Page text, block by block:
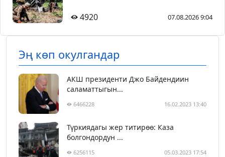
4920 07.08.2026 9:04
Эң көп окулгандар
АКШ президенти Джо Байдендиин
саламаттыгын...
6466228 16.02.2023 13:40
Түркиядагы жер титирөө: Каза
болгондордун ...
6256115 05.03.2023 17:54